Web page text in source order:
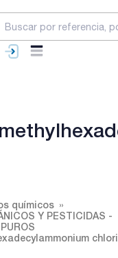
químicos
Y PESTICIDAS -